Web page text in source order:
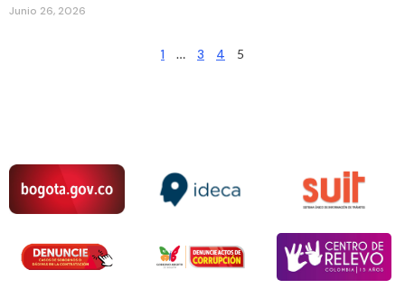
Junio 26, 2026
1 … 3 4 5